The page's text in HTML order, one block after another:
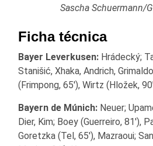
Sascha Schuermann/
Ficha técnica
Bayer Leverkusen: Hrádecký;
Stanišić, Xhaka, Andrich,
(Frimpong, 65′), Wirtz (Hložek,
Bayern de Múnich: Neuer;
Dier, Kim; Boey (Guerreiro, 81′),
Goretzka (Tel, 65′), Mazraoui;